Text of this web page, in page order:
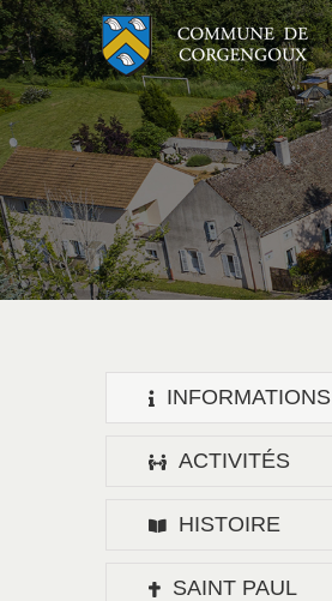
Passer
au
contenu
INFORMATIONS
ACTIVITÉS
HISTOIRE
SAINT PAUL